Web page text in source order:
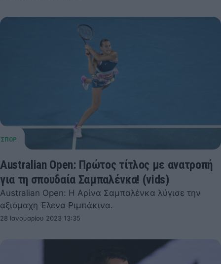
Australian Open: Πρώτος τίτλος με ανατροπή
για τη σπουδαία Σαμπαλένκα! (vids)
Australian Open: Η Αρίνα Σαμπαλένκα λύγισε την
αξιόμαχη Έλενα Ριμπάκινα.
28 Ιανουαρίου 2023 13:35